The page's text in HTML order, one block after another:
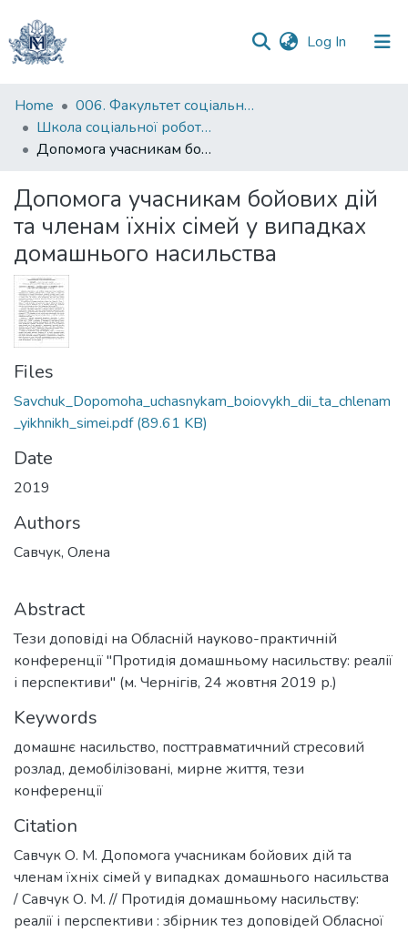
Log In (current)
Communities
&
Collections
Statistics
Home
006. Факультет соціальних наук і соціальних технологій
Школа соціальної роботи імені професора Володимира Полтавця
Допомога учасникам бойових дій та членам їхніх сімей у випадках домашнього насильства
Допомога учасникам бойових дій
та членам їхніх сімей у випадках
домашнього насильства
Files
Savchuk_Dopomoha_uchasnykam_boiovykh_dii_ta_chlenam
_yikhnikh_simei.pdf(89.61 KB)
Date
2019
Authors
Савчук, Олена
Abstract
Тези доповіді на Обласній науково-практичній
конференції "Протидія домашньому насильству: реалії
і перспективи" (м. Чернігів, 24 жовтня 2019 р.)
Keywords
домашнє насильство, посттравматичний стресовий
розлад, демобілізовані, мирне життя, тези
конференції
Citation
Савчук О. М. Допомога учасникам бойових дій та
членам їхніх сімей у випадках домашнього насильства
/ Савчук О. М. // Протидія домашньому насильству:
реалії і перспективи : збірник тез доповідей Обласної